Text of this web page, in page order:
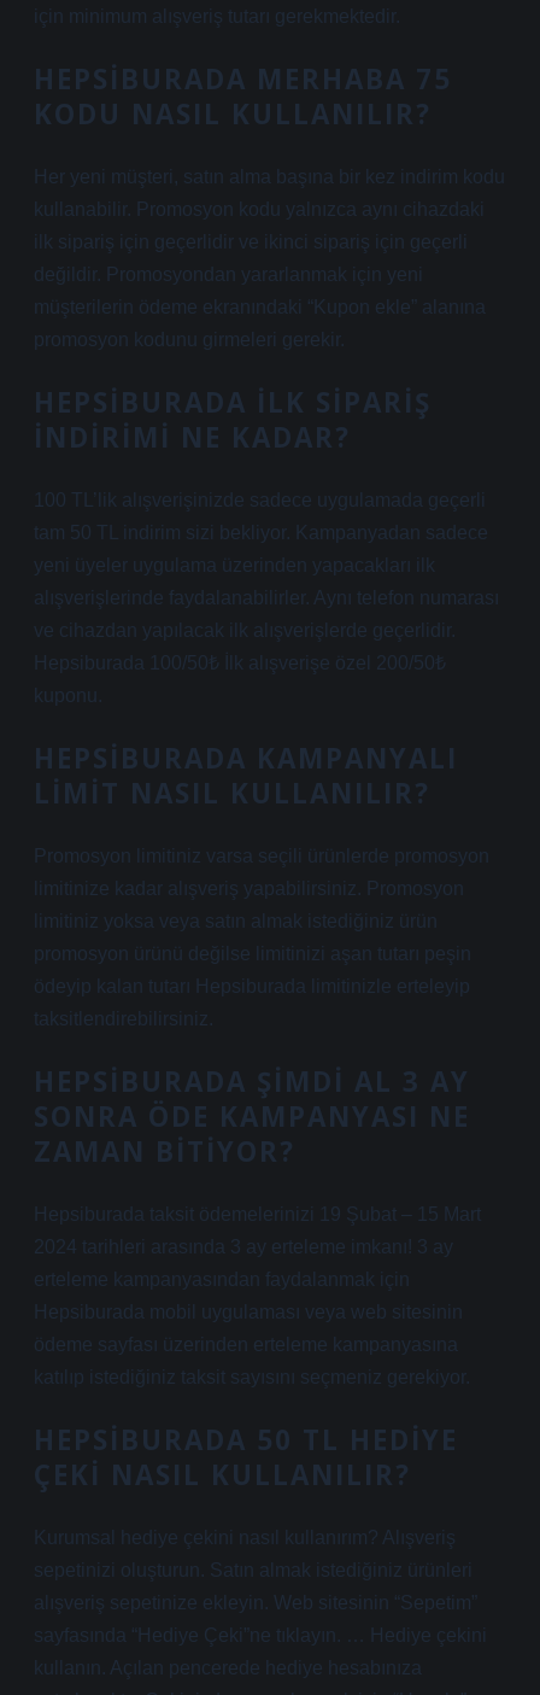
için minimum alışveriş tutarı gerekmektedir.
HEPSIBURADA MERHABA 75
KODU NASIL KULLANILIR?
Her yeni müşteri, satın alma başına bir kez indirim kodu
kullanabilir. Promosyon kodu yalnızca aynı cihazdaki
ilk sipariş için geçerlidir ve ikinci sipariş için geçerli
değildir. Promosyondan yararlanmak için yeni
müşterilerin ödeme ekranındaki “Kupon ekle” alanına
promosyon kodunu girmeleri gerekir.
HEPSIBURADA ILK SIPARIŞ
INDIRIMI NE KADAR?
100 TL’lik alışverişinizde sadece uygulamada geçerli
tam 50 TL indirim sizi bekliyor. Kampanyadan sadece
yeni üyeler uygulama üzerinden yapacakları ilk
alışverişlerinde faydalanabilirler. Aynı telefon numarası
ve cihazdan yapılacak ilk alışverişlerde geçerlidir.
Hepsiburada 100/50₺ İlk alışverişe özel 200/50₺
kuponu.
HEPSIBURADA KAMPANYALI
LIMIT NASIL KULLANILIR?
Promosyon limitiniz varsa seçili ürünlerde promosyon
limitinize kadar alışveriş yapabilirsiniz. Promosyon
limitiniz yoksa veya satın almak istediğiniz ürün
promosyon ürünü değilse limitinizi aşan tutarı peşin
ödeyip kalan tutarı Hepsiburada limitinizle erteleyip
taksitlendirebilirsiniz.
HEPSIBURADA ŞIMDI AL 3 AY
SONRA ÖDE KAMPANYASI NE
ZAMAN BITIYOR?
Hepsiburada taksit ödemelerinizi 19 Şubat – 15 Mart
2024 tarihleri ​​arasında 3 ay erteleme imkanı! 3 ay
erteleme kampanyasından faydalanmak için
Hepsiburada mobil uygulaması veya web sitesinin
ödeme sayfası üzerinden erteleme kampanyasına
katılıp istediğiniz taksit sayısını seçmeniz gerekiyor.
HEPSIBURADA 50 TL HEDIYE
ÇEKI NASIL KULLANILIR?
Kurumsal hediye çekini nasıl kullanırım? Alışveriş
sepetinizi oluşturun. Satın almak istediğiniz ürünleri
alışveriş sepetinize ekleyin. Web sitesinin “Sepetim”
sayfasında “Hediye Çeki”ne tıklayın. … Hediye çekini
kullanın. Açılan pencerede hediye hesabınıza